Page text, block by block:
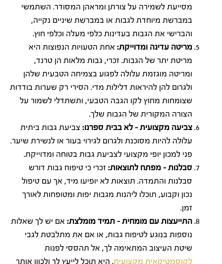
מסייעת לשמירה על צורתן ומראהן המסודר. השתמשי
במברשת מיוחדת לגבות או במברשת שיניים נקייה,
והברישי את הגבות בעדינות כלפי מעלה וכלפי חוץ.
מריטה עדינה ומדוייקת: אחת הטעויות הנפוצות היא
מריטת יתר של הגבות. זכרי, גבות מלאות הן טרנד,
ומריטה מוגזמת עלולה לפגוע בצמיחה הטבעית שלהן
ולגרום להן להיראות דלילות מדי. הסירי רק שערות בודדות
שצומחות מחוץ לקו הגבה הטבעי, ותשתדלי לשמור על
הצורה המקורית של הגבות שלך.
צביעה מקצועית – לא בבית ספרנו: צביעת גבות ביתית
עלולה להיות מסוכנת ולגרום לגירוי בעור או לנשירת שיער.
פני למכון יופי מקצועי לצביעת גבות בטוחה ומדוייקת.
סבלנות – מפתח לתוצאות: זכרי כי טיפוח גבות דורש
סבלנות והתמדה. תוצאות לא יופיעו מיד, אך עם טיפול
נכון וקבוע, תוכלו ליהנות מגבות יפות ומטופחות לאורך
זמן.
התייעצות עם מומחית – תמיד מומלצת: אם יש לך שאלות
נוספות בנוגע לטיפוח גבות, או אם את מתלבטת לגבי
שיטת העיצוב המתאימה לך, אל תהססי לפנות
לקוסמטיקאית מקצועית. היא תוכל לייעץ לך ולכוון אותך